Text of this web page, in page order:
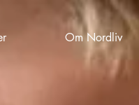
Om Nordliv